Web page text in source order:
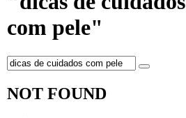
com pele"
NOT FOUND